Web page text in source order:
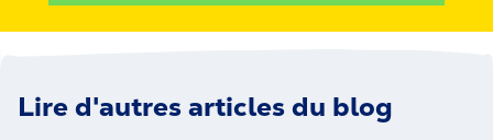
Lire d'autres articles du blog